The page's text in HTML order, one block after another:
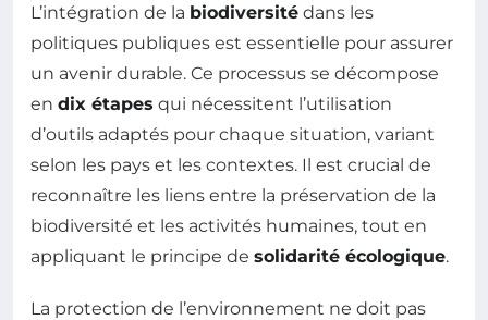
L’intégration de la biodiversité dans les
politiques publiques est essentielle pour assurer
un avenir durable. Ce processus se décompose
en dix étapes qui nécessitent l’utilisation
d’outils adaptés pour chaque situation, variant
selon les pays et les contextes. Il est crucial de
reconnaître les liens entre la préservation de la
biodiversité et les activités humaines, tout en
appliquant le principe de solidarité écologique.
La protection de l’environnement ne doit pas